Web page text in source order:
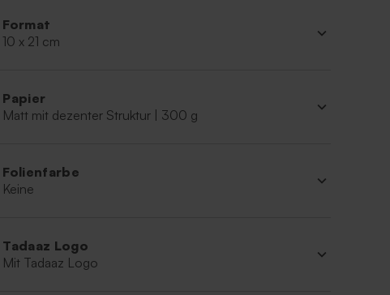
Format
10 x 21 cm
Papier
Matt mit dezenter Struktur | 300 g
Folienfarbe
Keine
Tadaaz Logo
Mit Tadaaz Logo